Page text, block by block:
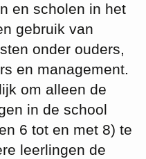
en scholen in het
gebruik van
onder ouders,
en management.
om alleen de
in de school
6 tot en met 8) te
leerlingen de